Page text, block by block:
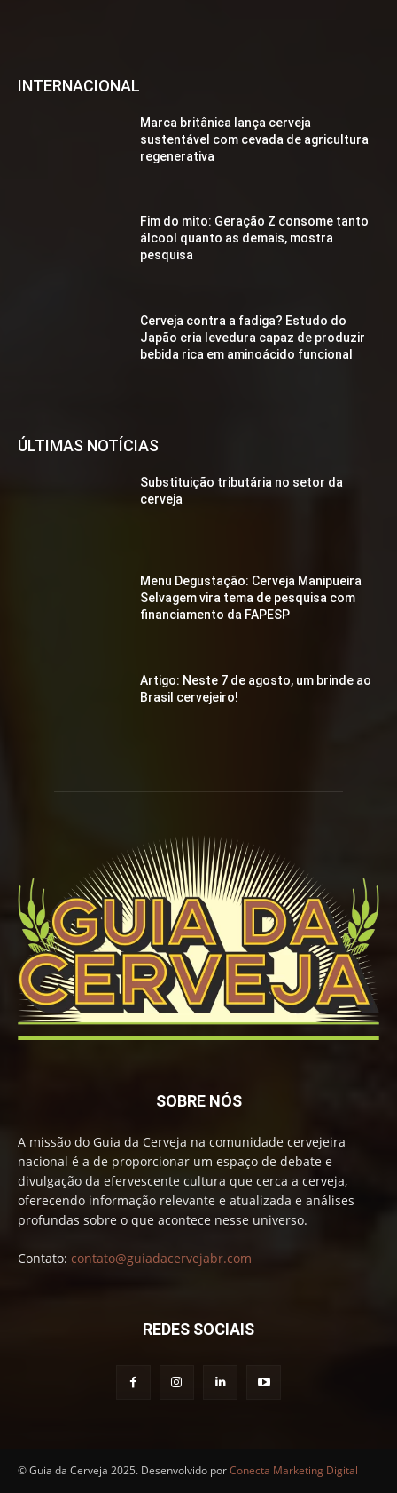
INTERNACIONAL
Marca britânica lança cerveja
sustentável com cevada de agricultura
regenerativa
Fim do mito: Geração Z consome tanto
álcool quanto as demais, mostra
pesquisa
Cerveja contra a fadiga? Estudo do
Japão cria levedura capaz de produzir
bebida rica em aminoácido funcional
ÚLTIMAS NOTÍCIAS
Substituição tributária no setor da
cerveja
Menu Degustação: Cerveja Manipueira
Selvagem vira tema de pesquisa com
financiamento da FAPESP
Artigo: Neste 7 de agosto, um brinde ao
Brasil cervejeiro!
SOBRE NÓS
A missão do Guia da Cerveja na comunidade cervejeira
nacional é a de proporcionar um espaço de debate e
divulgação da efervescente cultura que cerca a cerveja,
oferecendo informação relevante e atualizada e análises
profundas sobre o que acontece nesse universo.
Contato: contato@guiadacervejabr.com
REDES SOCIAIS
© Guia da Cerveja 2025. Desenvolvido porConecta Marketing Digital